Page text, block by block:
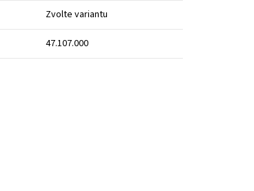
Zvolte variantu
47.107.000